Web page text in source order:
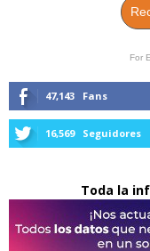
For
47,143 Fans
16,569 Seguidores
Toda la